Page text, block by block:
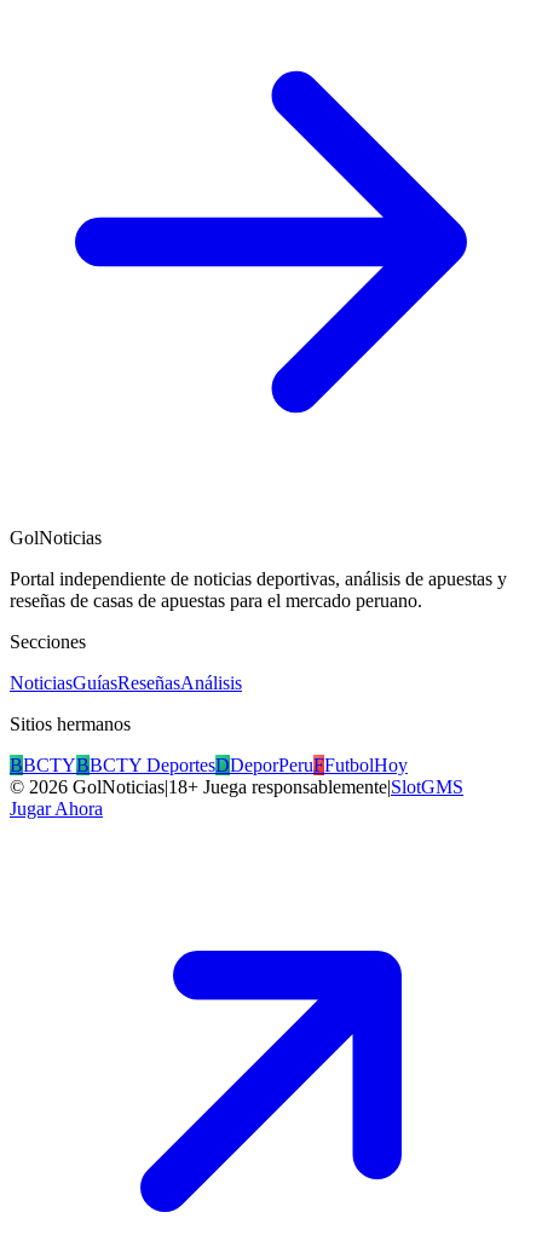
GolNoticias
Portal independiente de noticias deportivas, análisis de apuestas y
reseñas de casas de apuestas para el mercado peruano.
Secciones
NoticiasGuíasReseñasAnálisis
Sitios hermanos
BBCTYBBCTY DeportesDDeporPeruFFutbolHoy
© 2026 GolNoticias|18+ Juega responsablemente|SlotGMS
Jugar Ahora